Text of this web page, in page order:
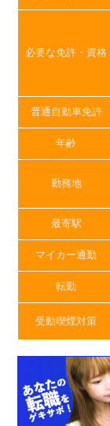
必要な免許・資格
普通自動車免許
年齢
勤務地
最寄駅
マイカー通勤
転勤
受動喫煙対策